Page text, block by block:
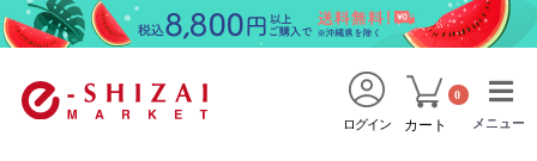
メニュー
メニュー
ログイン カート
0